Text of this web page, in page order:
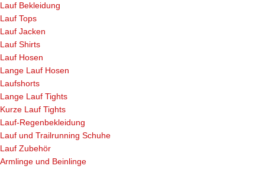
Lauf Bekleidung
Lauf Tops
Lauf Jacken
Lauf Shirts
Lauf Hosen
Lange Lauf Hosen
Laufshorts
Lange Lauf Tights
Kurze Lauf Tights
Lauf-Regenbekleidung
Lauf und Trailrunning Schuhe
Lauf Zubehör
Armlinge und Beinlinge